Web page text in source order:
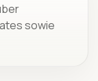
sowie